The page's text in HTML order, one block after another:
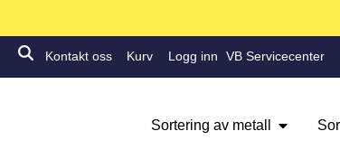
Kontakt oss Kurv Logg inn VB Servicecenter
Sortering av metall